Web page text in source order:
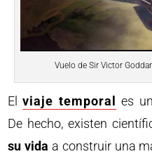
Vuelo de Sir Victor
Elviaje temporal es
De hecho, existen
su vida a construir una